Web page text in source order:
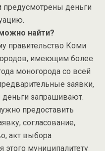
деньги
найти?
правительство Коми
имеющим более
моногорода со всей
заявки,
деньги запрашивают.
предоставить
согласование,
акт выбора
этого муниципалитету